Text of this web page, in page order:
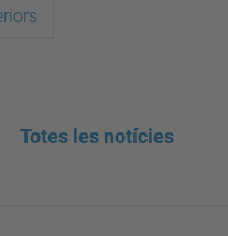
Totes les notícies